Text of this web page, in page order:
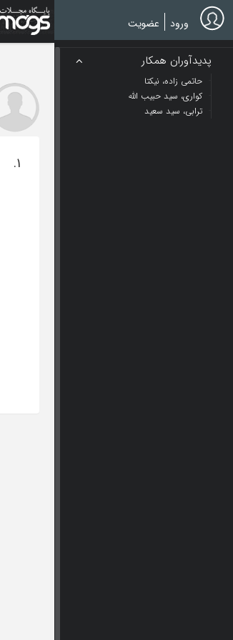
Skip
to
main
ورود عضویت
پدیدآوران همکار
حاتمی زاده، نیکتا
کواری، سید حبیب الله
ترابی، سید سعید
1.